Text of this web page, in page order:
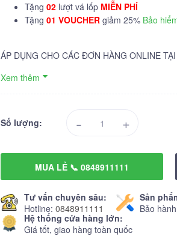
Tặng 02 lượt vá lốp MIỄN PHÍ
Tặng 01 VOUCHER giảm 25% Bảo
ÁP DỤNG CHO CÁC ĐƠN HÀNG ONLINE
Xem thêm
Số lượng: - +
MUA LẺ 📞 0848911111
Tư vấn chuyên sâu:
Hotline: 0848911111
Sản
Bảo
Hệ thống cửa hàng lớn:
Giá tốt, giao hàng toàn quốc